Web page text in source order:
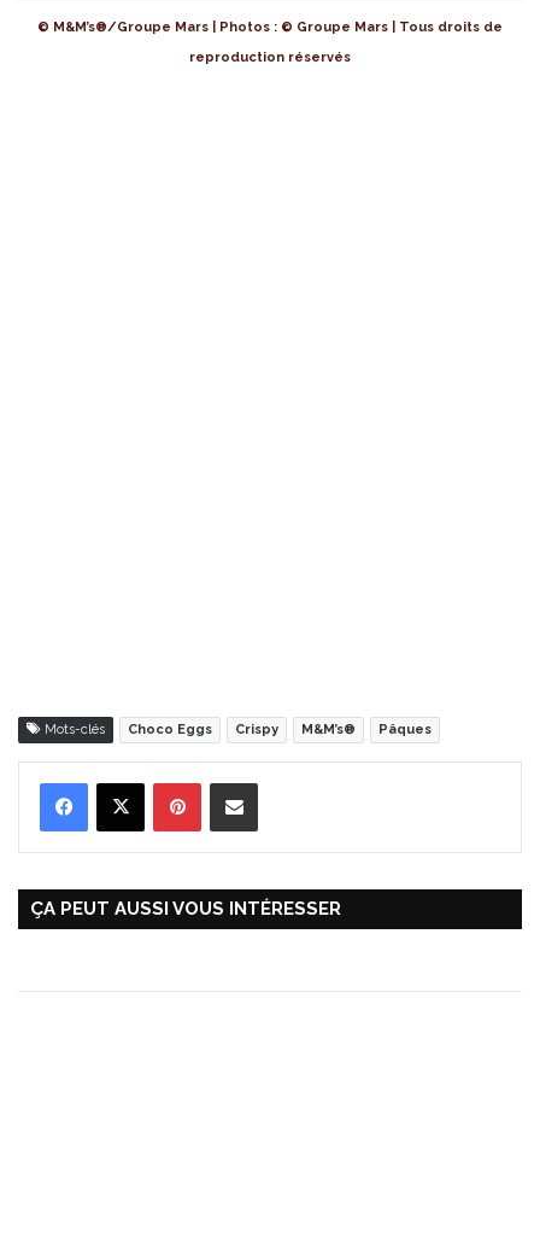
© M&M’s®/Groupe Mars | Photos : © Groupe Mars | Tous droits de
reproduction réservés
Mots-clés Choco Eggs Crispy M&M’s® Pâques
ÇA PEUT AUSSI VOUS INTÉRESSER